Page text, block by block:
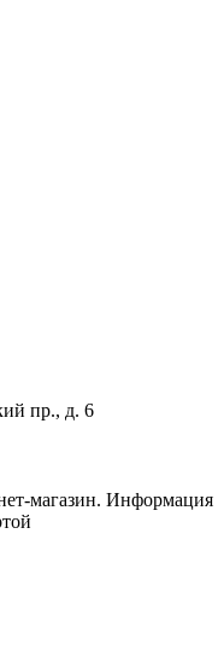
пр., д. 6
магазин. Информация